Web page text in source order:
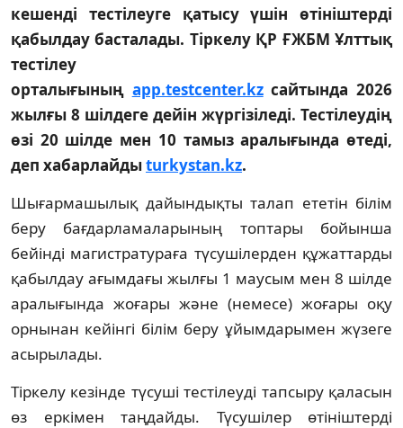
кешенді тестілеуге қатысу үшін өтініштерді
қабылдау басталады. Тіркелу ҚР ҒЖБМ Ұлттық
тестілеу
орталығының app.testcenter.kzсайтында 2026
жылғы 8 шілдеге дейін жүргізіледі. Тестілеудің
өзі 20 шілде мен 10 тамыз аралығында өтеді,
деп хабарлайдыturkystan.kz.
Шығармашылық дайындықты талап ететін білім
беру бағдарламаларының топтары бойынша
бейінді магистратураға түсушілерден құжаттарды
қабылдау ағымдағы жылғы 1 маусым мен 8 шілде
аралығында жоғары және (немесе) жоғары оқу
орнынан кейінгі білім беру ұйымдарымен жүзеге
асырылады.
Тіркелу кезінде түсуші тестілеуді тапсыру қаласын
өз еркімен таңдайды. Түсушілер өтініштерді